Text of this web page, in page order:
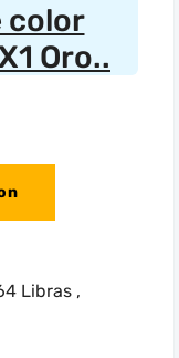
color
Oro..
Libras ,